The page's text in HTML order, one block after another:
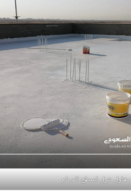
مقاول عزل اسطح الدمام